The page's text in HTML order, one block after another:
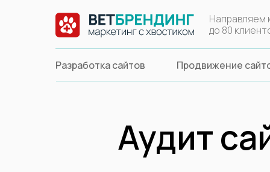
Продвижение
Разработка сайтов
Направляем
до 80
Меню
Аудит